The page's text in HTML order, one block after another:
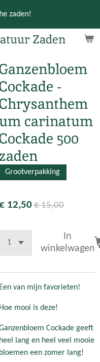
Zaden
zaden!
-
carinatum
500
zaden
Grootverpakking
12,50 € 15,00
In
winkelwagen
Een van mijn favorieten!
Hoe mooi is deze!
Cockade geeft
heel lang en heel veel mooie
bloemen een zomer lang!